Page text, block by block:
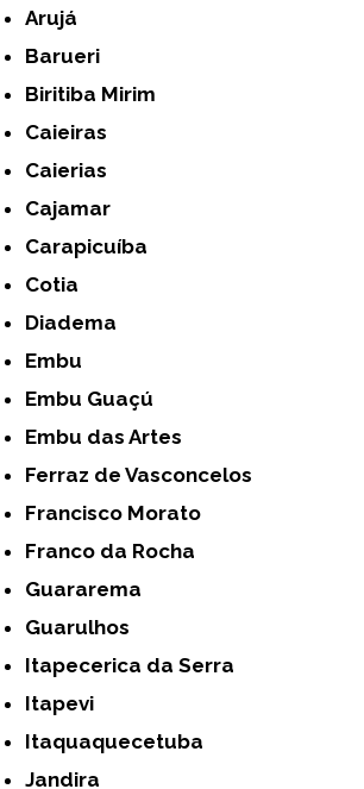
Arujá
Barueri
Biritiba Mirim
Caieiras
Caierias
Cajamar
Carapicuíba
Cotia
Diadema
Embu
Embu Guaçú
Embu das Artes
Ferraz de Vasconcelos
Francisco Morato
Franco da Rocha
Guararema
Guarulhos
Itapecerica da Serra
Itapevi
Itaquaquecetuba
Jandira